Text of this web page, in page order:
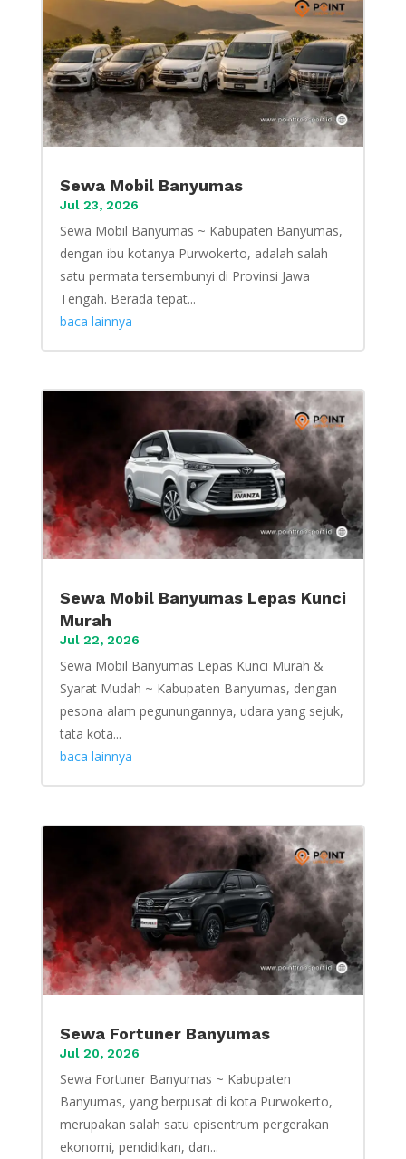
Sewa Mobil Banyumas
Jul 23, 2026
Sewa Mobil Banyumas ~ Kabupaten Banyumas,
dengan ibu kotanya Purwokerto, adalah salah
satu permata tersembunyi di Provinsi Jawa
Tengah. Berada tepat...
baca lainnya
Sewa Mobil Banyumas Lepas Kunci
Murah
Jul 22, 2026
Sewa Mobil Banyumas Lepas Kunci Murah &
Syarat Mudah ~ Kabupaten Banyumas, dengan
pesona alam pegunungannya, udara yang sejuk,
tata kota...
baca lainnya
Sewa Fortuner Banyumas
Jul 20, 2026
Sewa Fortuner Banyumas ~ Kabupaten
Banyumas, yang berpusat di kota Purwokerto,
merupakan salah satu episentrum pergerakan
ekonomi, pendidikan, dan...